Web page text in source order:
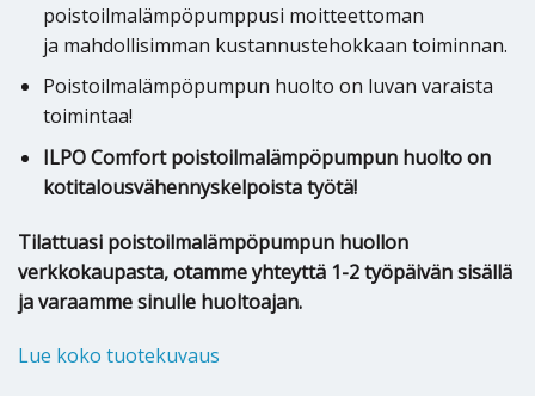
poistoilmalämpöpumppusi moitteettoman
ja mahdollisimman kustannustehokkaan toiminnan.
Poistoilmalämpöpumpun huolto on luvan varaista
toimintaa!
ILPO Comfort poistoilmalämpöpumpun huolto on
kotitalousvähennyskelpoista työtä!
Tilattuasi poistoilmalämpöpumpun huollon
verkkokaupasta, otamme yhteyttä 1-2 työpäivän sisällä
ja varaamme sinulle huoltoajan.
Lue koko tuotekuvaus